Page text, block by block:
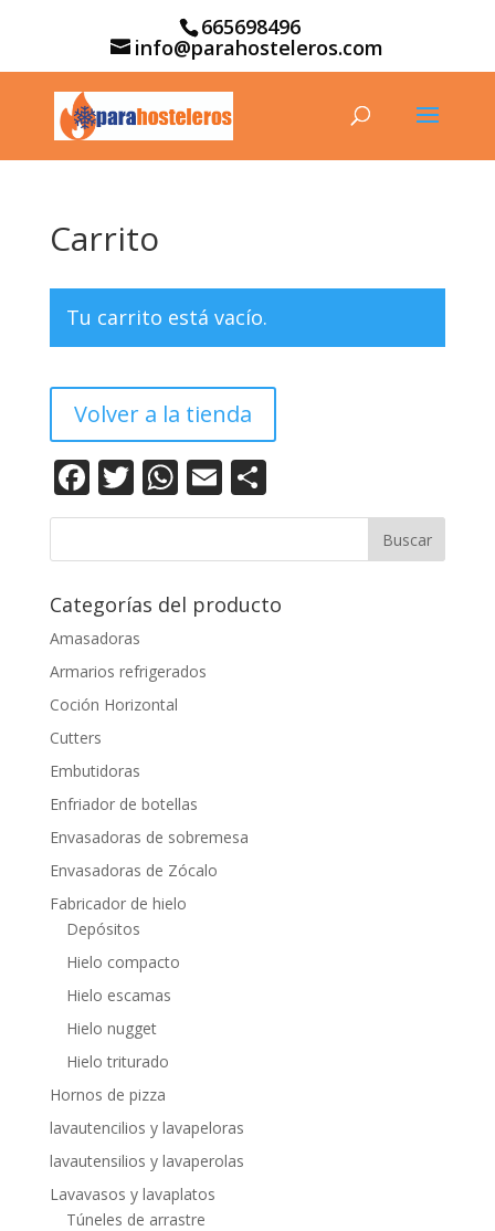
665698496
info@parahosteleros.com
Carrito
Tu carrito está vacío.
Volver a la tienda
Facebook
Twitter
WhatsApp
EmailCompartir
Categorías del producto
Amasadoras
Armarios refrigerados
Coción Horizontal
Cutters
Embutidoras
Enfriador de botellas
Envasadoras de sobremesa
Envasadoras de Zócalo
Fabricador de hielo
Depósitos
Hielo compacto
Hielo escamas
Hielo nugget
Hielo triturado
Hornos de pizza
lavautencilios y lavapeloras
lavautensilios y lavaperolas
Lavavasos y lavaplatos
Túneles de arrastre